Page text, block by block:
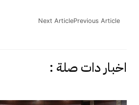
Previous Article
Next Article
اخبار دات صلة :